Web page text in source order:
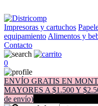
Impresoras y cartuchos
equipamiento Alimentos y
Contacto
0
ENVÍO GRATIS EN
MAYORES A $1.500 Y
de envío)